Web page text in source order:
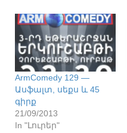
ArmComedy 129 —
Ասֆալտ, սեքս և 45
գիրք
21/09/2013
In "Լուրեր"